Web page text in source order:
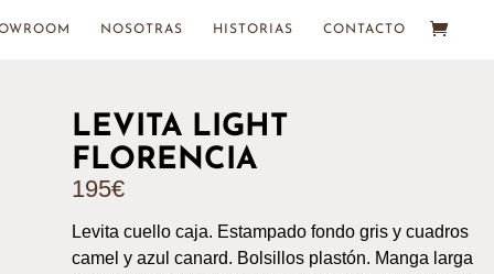
NOSOTRAS HISTORIAS CONTACTO
LEVITA LIGHT
FLORENCIA
195€
Levita cuello caja. Estampado fondo gris y cuadros
camel y azul canard. Bolsillos plastón. Manga larga